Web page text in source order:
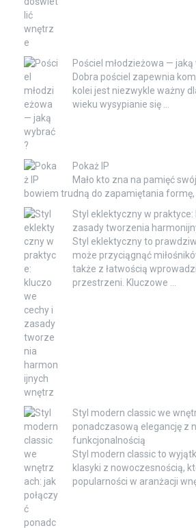
Pościel młodzieżowa — jaką
Dobra pościel zapewnia
kolei jest niezwykle ważny
wieku wysypianie się …
Pokaż IP
Mało kto zna na pamięć
bowiem trudną do zapamiętania formę,
Styl eklektyczny w praktyce:
zasady tworzenia
Styl eklektyczny to
może przyciągnąć
także z łatwością
przestrzeni. Kluczowe …
Styl modern classic we
ponadczasową elegancję z
funkcjonalnością
Styl modern classic to
klasyki z nowoczesnością,
popularności w aranżacji